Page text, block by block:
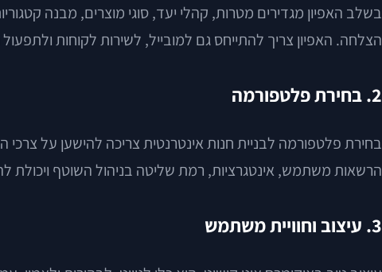
בשלב האפיון מגדירים מטרות, קהלי יעד, סוגי מוצרים, מבנה
הצלחה. האפיון צריך להתייחס גם למובייל, לשירות לקוחות ולתפעול
2. בחירת פלטפורמה
בחירת פלטפורמה לבניית חנות אינטרנטית צריכה להישען על
הרשאות משתמש, אינטגרציות, רמת שליטה בניהול השוטף ויכולת
3. עיצוב וחוויית משתמש